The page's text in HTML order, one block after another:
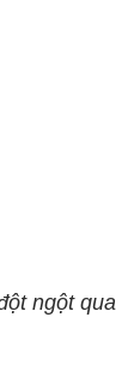
ngột qua